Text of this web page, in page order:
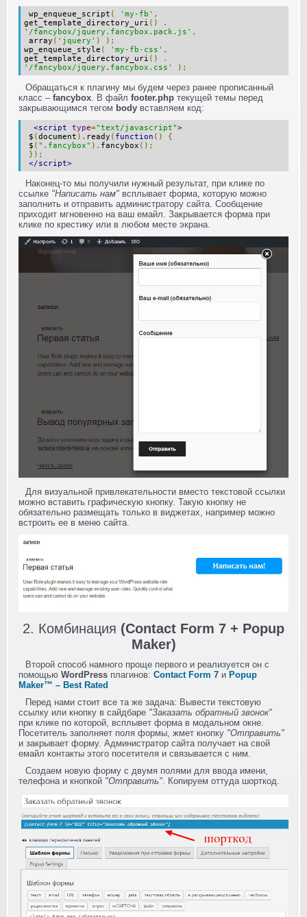
wp_enqueue_script ( 'my-fb' ,
get_template_directory_uri ()
.
'/fancybox/jquery.fancybox.pack.js' ,
array ( 'jquery' )
);
wp_enqueue_style ( 'my-fb-css' ,
get_template_directory_uri ()
.
'/fancybox/jquery.fancybox.css'
);
Обращаться к плагину мы будем через ранее прописанный
класс – fancybox . В файл footer.php текущей темы перед
закрывающимся тегом body вставляем код:
<script type="text/javascript">
$ (document ). ready ( function ()
{
$ ( ".fancybox" ). fancybox ();
});
</script>
Наконец-то мы получили нужный результат, при клике по
ссылке "Написать нам" всплывает форма, которую можно
заполнить и отправить администратору сайта. Сообщение
приходит мгновенно на ваш емайл. Закрывается форма при
клике по крестику или в любом месте экрана.
Для визуальной привлекательности вместо текстовой ссылки
можно вставить графическую кнопку. Такую кнопку не
обязательно размещать только в виджетах, например можно
встроить ее в меню сайта.
2. Комбинация (Contact Form 7 + Popup
Maker)
Второй способ намного проще первого и реализуется он с
помощью WordPress плагинов: Contact Form 7 и Popup
Maker™ – Best Rated
Перед нами стоит все та же задача: Вывести текстовую
ссылку или кнопку в сайдбаре "Заказать обратный звонок"
при клике по которой, всплывет форма в модальном окне.
Посетитель заполняет поля формы, жмет кнопку "Отправить"
и закрывает форму. Администратор сайта получает на свой
емайл контакты этого посетителя и связывается с ним.
Создаем новую форму с двумя полями для ввода имени,
телефона и кнопкой "Отправить" . Копируем оттуда шорткод.